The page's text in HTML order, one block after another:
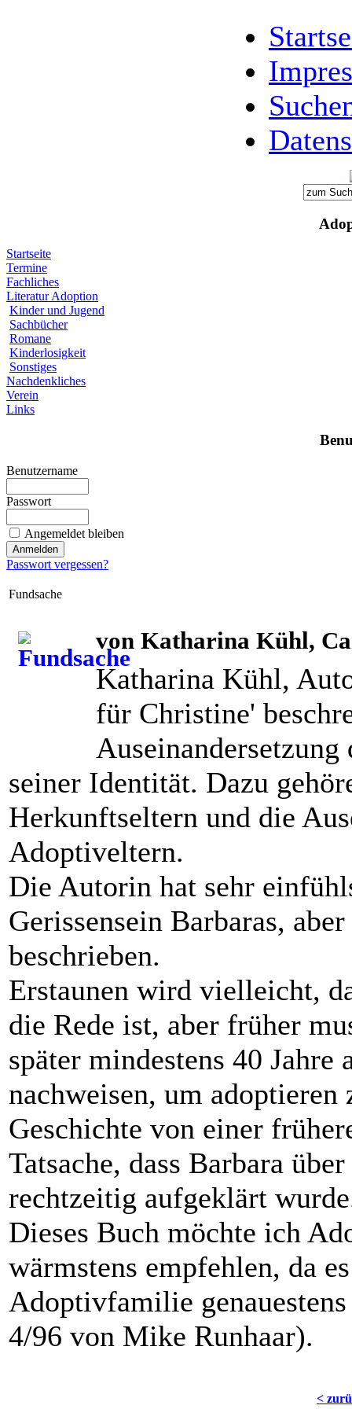
Startseite
Termine
Fachliches
Literatur Adoption
Kinder und Jugend
Sachbücher
Romane
Kinderlosigkeit
Sonstiges
Nachdenkliches
Verein
Links
Benutzername
Passwort
Angemeldet bleiben
Passwort vergessen?
Fundsache
von Katharina Kühl,
Katharina Kühl,
für Christine'
seiner Identität. Dazu
Herkunftseltern und die
Adoptiveltern.
Die Autorin hat sehr
Gerissensein Barbaras,
beschrieben.
Erstaunen wird vielleicht,
die Rede ist, aber früher
später mindestens 40
nachweisen, um
Geschichte von einer
Tatsache, dass Barbara
rechtzeitig aufgeklärt
Dieses Buch möchte ich
wärmstens empfehlen, da
Adoptivfamilie
4/96 von Mike Runhaar).
<